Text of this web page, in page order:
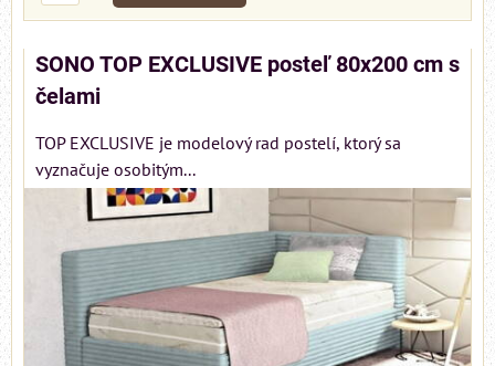
SONO TOP EXCLUSIVE posteľ 80x200 cm s
čelami
TOP EXCLUSIVE je modelový rad postelí, ktorý sa
vyznačuje osobitým...